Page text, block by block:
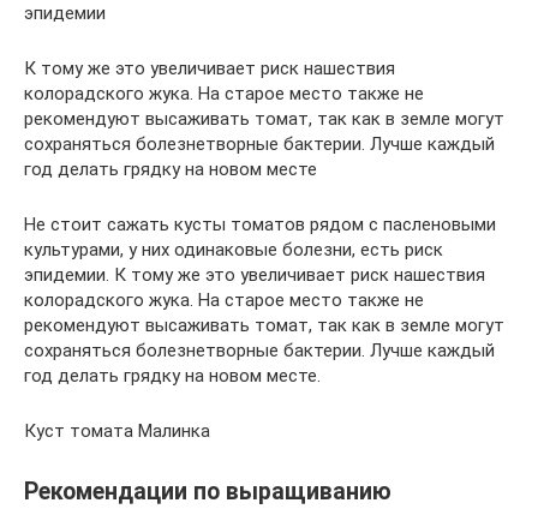
эпидемии
К тому же это увеличивает риск нашествия
колорадского жука. На старое место также не
рекомендуют высаживать томат, так как в земле могут
сохраняться болезнетворные бактерии. Лучше каждый
год делать грядку на новом месте
Не стоит сажать кусты томатов рядом с пасленовыми
культурами, у них одинаковые болезни, есть риск
эпидемии. К тому же это увеличивает риск нашествия
колорадского жука. На старое место также не
рекомендуют высаживать томат, так как в земле могут
сохраняться болезнетворные бактерии. Лучше каждый
год делать грядку на новом месте.
Куст томата Малинка
Рекомендации по выращиванию